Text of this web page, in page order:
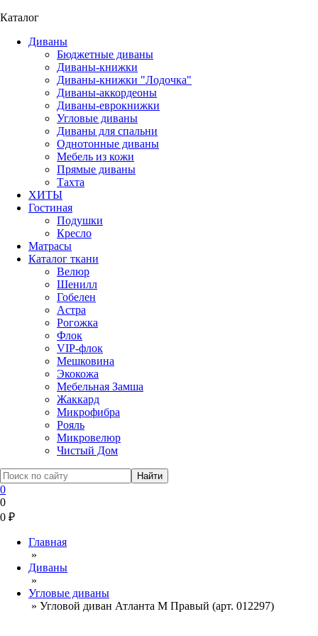
Каталог
Диваны
Бюджетные диваны
Диваны-книжки
Диваны-книжки "Лодочка"
Диваны-аккордеоны
Диваны-еврокнижки
Угловые диваны
Диваны для спальни
Однотонные диваны
Мебель из кожи
Прямые диваны
Тахта
ХИТЫ
Гостиная
Подушки
Кресло
Матрасы
Каталог ткани
Велюр
Шенилл
Гобелен
Астра
Рогожка
Флок
VIP-флок
Мешковина
Экокожа
Мебельная Замша
Жаккард
Микрофибра
Рояль
Микровелюр
Чистый Дом
0
0
0 ₽
Главная
»
Диваны
»
Угловые диваны
» Угловой диван Атланта М Правый (арт. 012297)